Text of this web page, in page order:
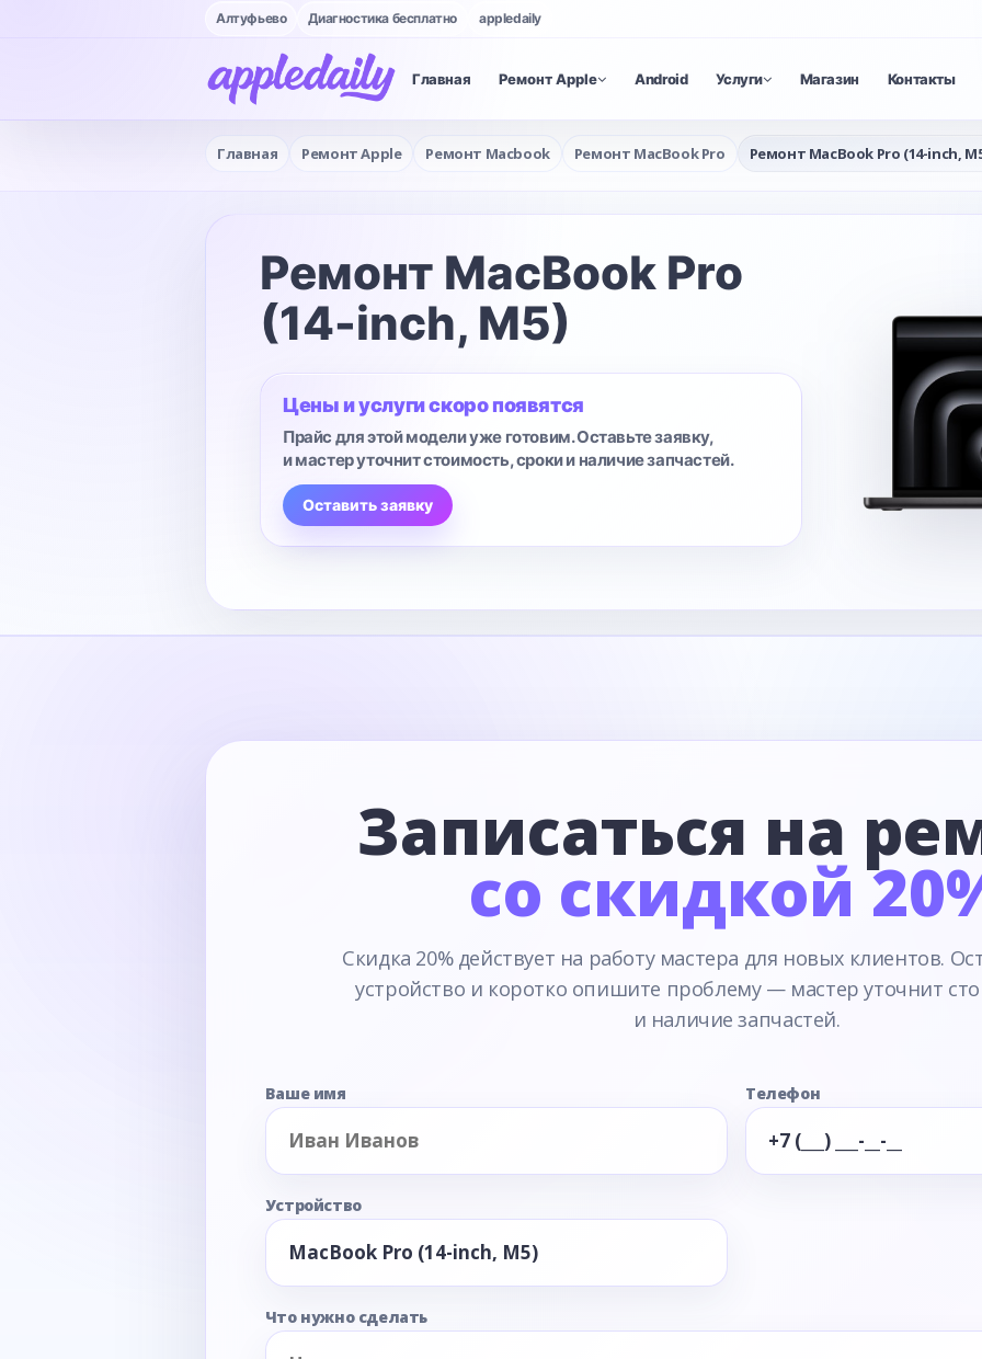
Алтуфьево Диагностика бесплатно appledaily
Главная Ремонт Apple Android Услуги Магазин Контакты
Главная Ремонт Apple Ремонт Macbook Ремонт MacBook Pro Ремонт MacBook Pro (14-inch,
Ремонт MacBook Pro
(14-inch, M5)
Цены и услуги скоро появятся
Прайс для этой модели уже готовим. Оставьте заявку,
и мастер уточнит стоимость, сроки и наличие запчастей.
Оставить заявку
Записаться на
со скидкой
Скидка 20% действует на работу мастера для новых клиентов.
устройство и коротко опишите проблему — мастер уточнит
и наличие запчастей.
Ваше имя Телефон
Устройство
Что нужно сделать